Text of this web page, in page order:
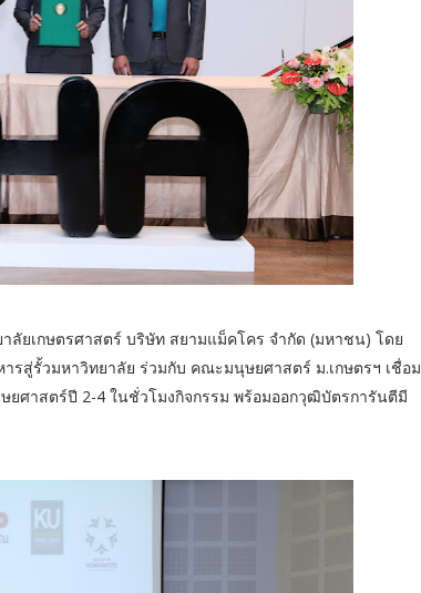
ยเกษตรศาสตร์ บริษัท สยามแม็คโคร จำกัด (มหาชน) โดย
รสู่รั้วมหาวิทยาลัย ร่วมกับ คณะมนุษยศาสตร์ ม.เกษตรฯ เชื่อม
ศาสตร์ปี 2-4 ในชั่วโมงกิจกรรม พร้อมออกวุฒิบัตรการันตีมี